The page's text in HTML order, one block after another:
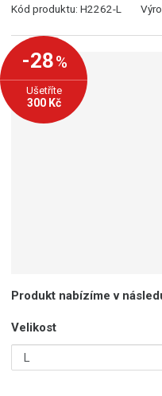
a
a
Kód produktu:H2262-L
Produkt nabízíme v
Velikost
-28%
Ušetříte
300 Kč